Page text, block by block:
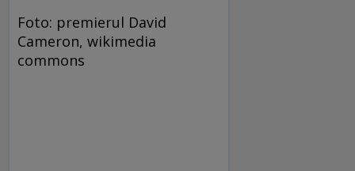
Foto: premierul David
Cameron, wikimedia
commons